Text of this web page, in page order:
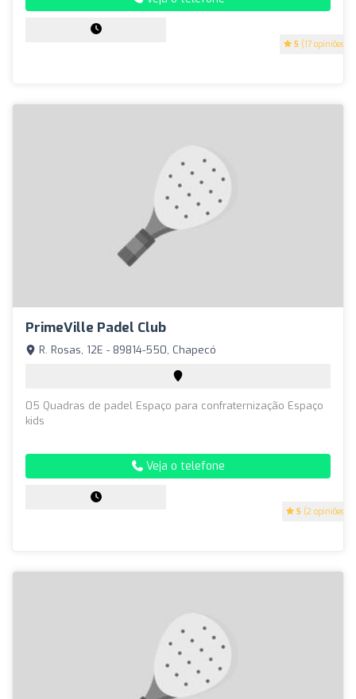
5 (17 opiniões)
PrimeVille Padel Club
5 (2 opiniões)
R. Rosas, 12E - 89814-550, Chapecó
05 Quadras de padel Espaço para confraternização Espaço
kids
Veja o telefone